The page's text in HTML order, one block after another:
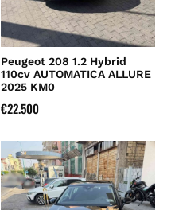
Peugeot 208 1.2 Hybrid
110cv AUTOMATICA ALLURE
2025 KM0
€22.500